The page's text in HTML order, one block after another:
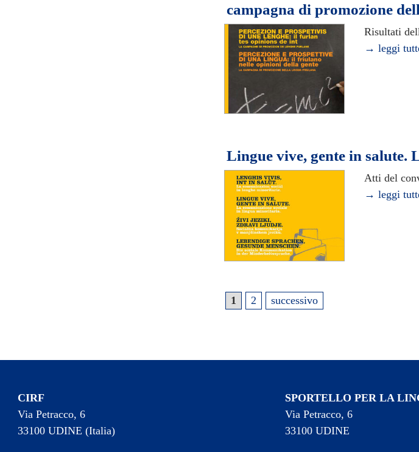
campagna di promozione
Risultati
→ leggi
Lingue vive, gente in salute.
Atti del
→ leggi
1 2 successivo
CIRF
Via Petracco, 6
33100 UDINE (Italia)
SPORTELLO PER LA
Via Petracco, 6
33100 UDINE